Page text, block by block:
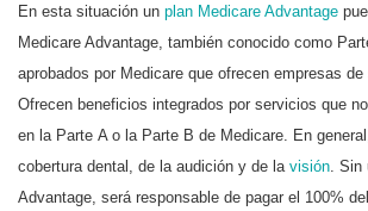
En esta situación un plan Medicare Advantage
Medicare Advantage, también conocido como
aprobados por Medicare que ofrecen empresas de
Ofrecen beneficios integrados por servicios que
en la Parte A o la Parte B de Medicare. En
cobertura dental, de la audición y de la visión .
Advantage, será responsable de pagar el 100%